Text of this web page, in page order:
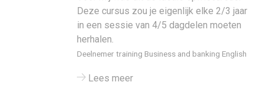
Deze cursus zou je eigenlijk elke 2/3 jaar
in een sessie van 4/5 dagdelen moeten
herhalen.
Deelnemer training Business and banking English
Lees meer